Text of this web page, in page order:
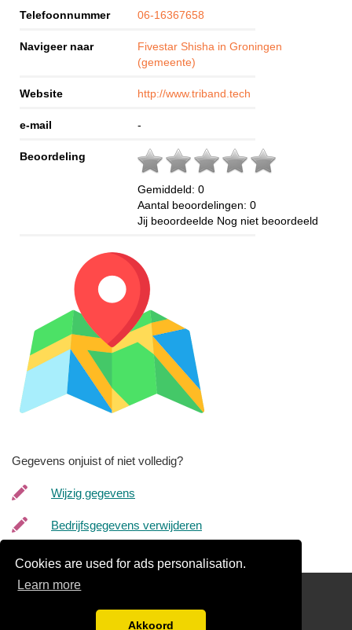
Cookies are used for ads personalisation.
Learn more
Akkoord
Telefoonnummer 06-16367658
Navigeer naar
Fivestar Shisha in Groningen
(gemeente)
Website http://www.triband.tech
e-mail -
Beoordeling
Gemiddeld: 0
Aantal beoordelingen: 0
Jij beoordeelde Nog niet beoordeeld
Gegevens onjuist of niet volledig?
Wijzig gegevens
Bedrijfsgegevens verwijderen
Links